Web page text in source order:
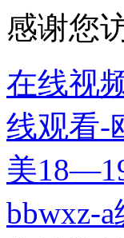
感谢您
在线视
线观看-
美
bbwxz-